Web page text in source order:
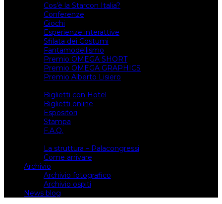
Cos’è la Starcon Italia?
Conferenze
Giochi
Esperienze interattive
Sfilata dei Costumi
Fantamodellismo
Premio OMEGA SHORT
Premio OMEGA GRAPHICS
Premio Alberto Lisiero
Biglietti con Hotel
Biglietti online
Espositori
Stampa
F.A.Q.
La struttura – Palacongressi
Come arrivare
Archivio
Archivio fotografico
Archivio ospiti
News blog